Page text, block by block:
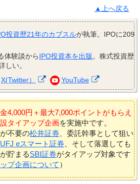
▲上へ戻る
投資歴21年のカブスルが執筆。IPOに209
体験談からIPO投資本を出版。株式投資歴
しい。
X(Twitter） YouTube
4,000円＋最大7,000ポイントがもらえ
タイアップ企画を実施中です。
不要の松井証券、委託幹事として狙い
eスマート証券、そして落選しても
貯まるSBI証券がタイアップ対象です
プ企画について ）